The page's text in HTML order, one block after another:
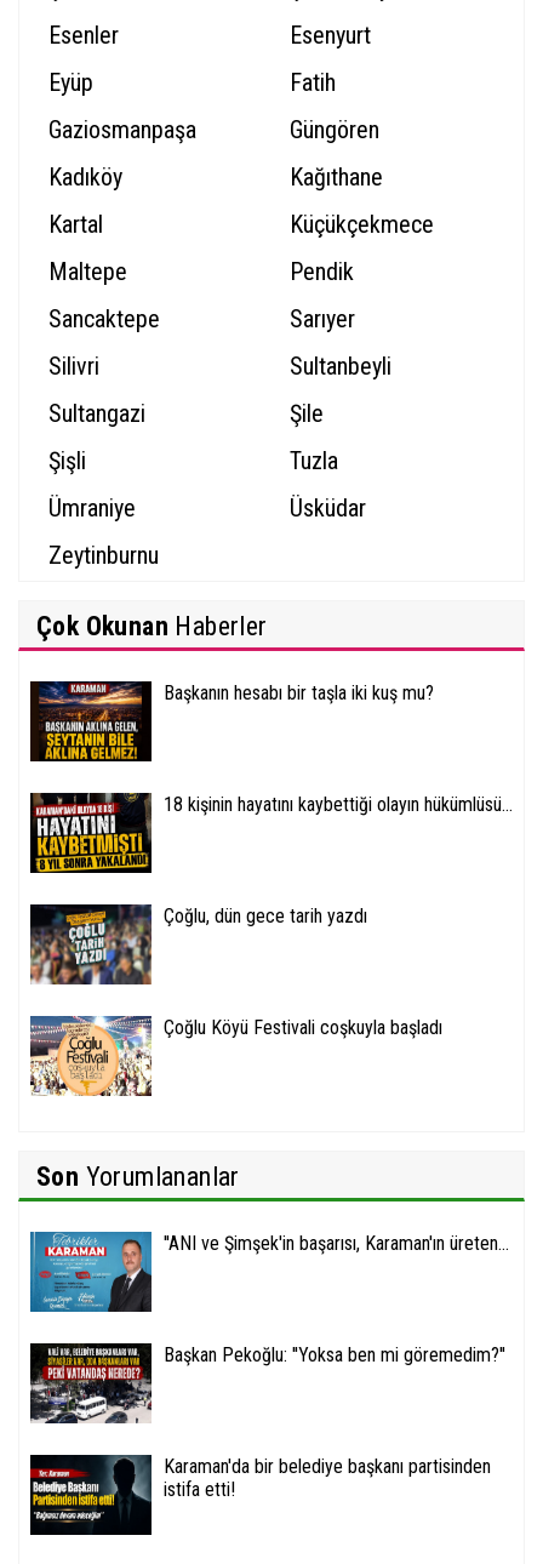
Esenler
Esenyurt
Eyüp
Fatih
Gaziosmanpaşa
Güngören
Kadıköy
Kağıthane
Kartal
Küçükçekmece
Maltepe
Pendik
Sancaktepe
Sarıyer
Silivri
Sultanbeyli
Sultangazi
Şile
Şişli
Tuzla
Ümraniye
Üsküdar
Zeytinburnu
Çok Okunan Haberler
Başkanın hesabı bir taşla iki kuş mu?
18 kişinin hayatını kaybettiği olayın hükümlüsü...
Çoğlu, dün gece tarih yazdı
Çoğlu Köyü Festivali coşkuyla başladı
Son Yorumlananlar
''ANI ve Şimşek'in başarısı, Karaman'ın üreten...
Başkan Pekoğlu: ''Yoksa ben mi göremedim?''
Karaman'da bir belediye başkanı partisinden
istifa etti!